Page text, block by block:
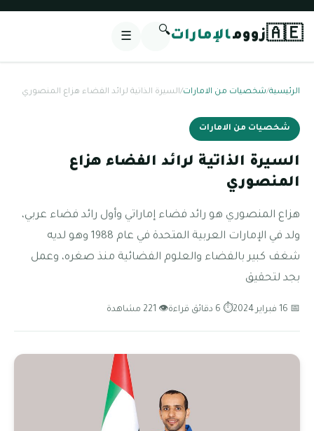
🇦🇪زوومالإمارات🔍
☰
الرئيسية/شخصيات من الامارات/السيرة الذاتية لرائد الفضاء هزاع المنصوري
شخصيات من الامارات
السيرة الذاتية لرائد الفضاء هزاع
المنصوري
هزاع المنصوري هو رائد فضاء إماراتي وأول رائد فضاء عربي،
ولد في الإمارات العربية المتحدة في عام 1988 وهو لديه
شغف كبير بالفضاء والعلوم الفضائية منذ صغره، وعمل
بجد لتحقيق
📅 16 فبراير 2024 ⏱ 6 دقائق قراءة 👁 221 مشاهدة